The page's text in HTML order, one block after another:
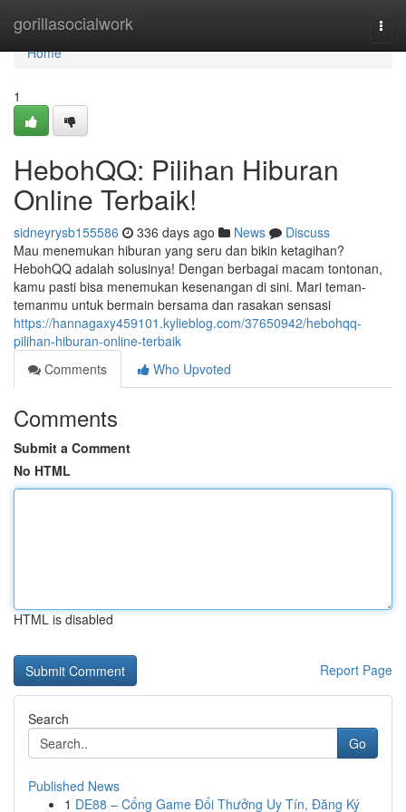
gorillasocialwork
Home
Home
1
HebohQQ: Pilihan Hiburan
Online Terbaik!
sidneyrysb155586 336 days ago News
Discuss
Mau menemukan hiburan yang seru dan bikin ketagihan?
HebohQQ adalah solusinya! Dengan berbagai macam tontonan,
kamu pasti bisa menemukan kesenangan di sini. Mari teman-
temanmu untuk bermain bersama dan rasakan sensasi
https://hannagaxy459101.kylieblog.com/37650942/hebohqq-
pilihan-hiburan-online-terbaik
Comments
Who Upvoted
Comments
Submit a Comment
No HTML
HTML is disabled
Report Page
Search
Go
Published News
1 DE88 – Cổng Game Đổi Thưởng Uy Tín, Đăng Ký